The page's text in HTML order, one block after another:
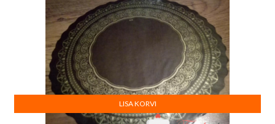
LISA KORVI